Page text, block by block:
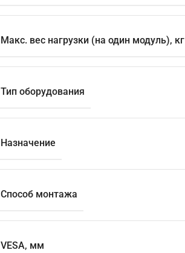
Макс. вес нагрузки (на один модуль), кг
Тип оборудования
Назначение
Способ монтажа
VESA, мм